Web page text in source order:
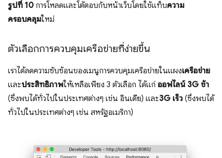
รูปที่ 10 การโหลดและโต้ตอบกับหน้าเว็บโดยใช้แท็บความ
ครอบคลุมใหม่
ตัวเลือกการควบคุมเครือข่ายที่ง่ายขึ้น
เราได้ลดความซับซ้อนของเมนูการควบคุมเครือข่ายในแผงเครือข่าย
และประสิทธิภาพให้เหลือเพียง 3 ตัวเลือก ได้แก่ ออฟไลน์ 3G ช้า
(ซึ่งพบได้ทั่วไปในประเทศต่างๆ เช่น อินเดีย) และ3G เร็ว (ซึ่งพบได้
ทั่วไปในประเทศต่างๆ เช่น สหรัฐอเมริกา)